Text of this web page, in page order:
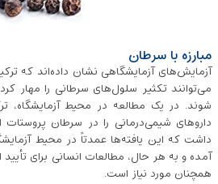
مبارزه با سرطان
آزمایش‌های آزمایشگاهی نشان داده‌اند که
می‌توانند تکثیر سلول‌های سرطانی را مهار
شوند. در یک مطالعه در محیط آزمایشگاه،
داروهای شیمی‌درمانی را در سرطان پروستات
داشت که این یافته‌ها عمدتاً در محیط
آمده و به هر حال، مطالعات انسانی برای
همچنان مورد نیاز است.